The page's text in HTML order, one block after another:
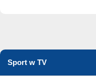
Sport w TV